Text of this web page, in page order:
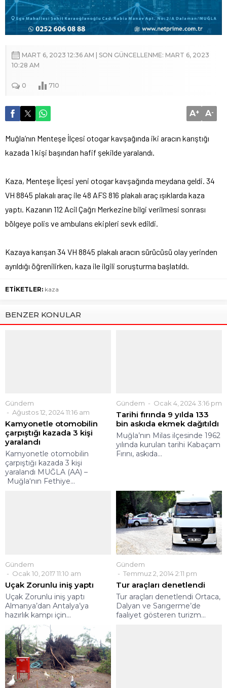
MART 6, 2023 12:36 AM | SON GÜNCELLENME: MART 6, 2023
10:28 AM
0 710
A+ A-
Muğla’nın Menteşe İlçesi otogar kavşağında iki aracın karıştığı
kazada 1 kişi başından hafif şekilde yaralandı.
Kaza, Menteşe İlçesi yeni otogar kavşağında meydana geldi. 34
VH 8845 plakalı araç ile 48 AFS 816 plakalı araç ışıklarda kaza
yaptı. Kazanın 112 Acil Çağrı Merkezine bilgi verilmesi sonrası
bölgeye polis ve ambulans ekipleri sevk edildi.
Kazaya karışan 34 VH 8845 plakalı aracın sürücüsü olay yerinden
ayrıldığı öğrenilirken, kaza ile ilgili soruşturma başlatıldı.
ETİKETLER: kaza
BENZER KONULAR
Gündem
Ağustos 12, 2024 11:16 am
Kamyonetle otomobilin
çarpıştığı kazada 3 kişi
yaralandı
Kamyonetle otomobilin
çarpıştığı kazada 3 kişi
yaralandı MUĞLA (AA) –
Muğla‘nın Fethiye...
Gündem Ocak 4, 2024 3:16 pm
Tarihi fırında 9 yılda 133
bin askıda ekmek dağıtıldı
Muğla’nın Milas ilçesinde 1962
yılında kurulan tarihi Kabaçam
Fırını, askıda...
Gündem
Ocak 10, 2017 11:10 am
Uçak Zorunlu iniş yaptı
Uçak Zorunlu iniş yaptı
Almanya’dan Antalya’ya
hazırlık kampı için...
Gündem
Temmuz 2, 2014 2:11 pm
Tur araçları denetlendi
Tur araçları denetlendi Ortaca,
Dalyan ve Sarıgerme’de
faaliyet gösteren turizm...